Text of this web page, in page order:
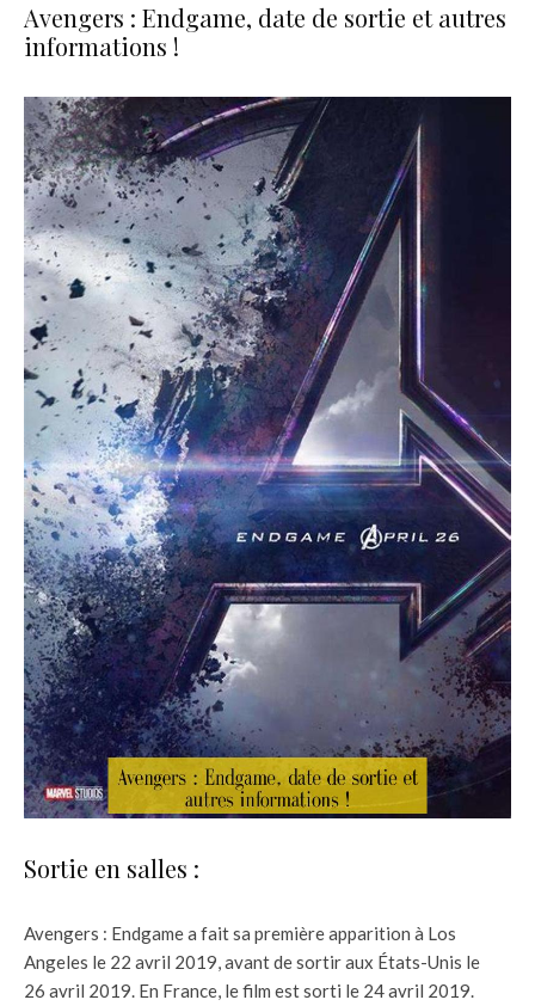
Avengers : Endgame, date de sortie et autres
informations !
Sortie en salles :
Avengers : Endgame a fait sa première apparition à Los
Angeles le 22 avril 2019, avant de sortir aux États-Unis le
26 avril 2019. En France, le film est sorti le 24 avril 2019.